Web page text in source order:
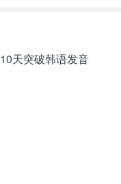
10天突破韩语发音